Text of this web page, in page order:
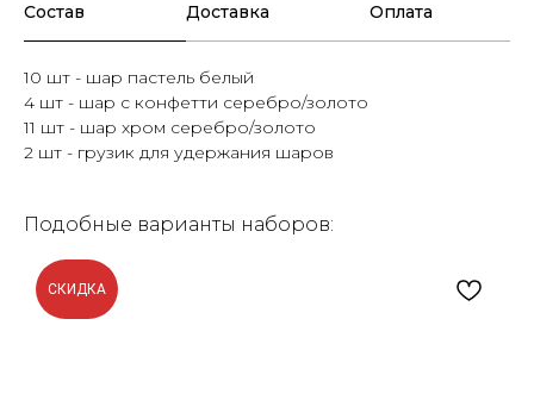
Состав Доставка Оплата
10 шт - шар пастель белый
4 шт - шар с конфетти серебро/золото
11 шт - шар хром серебро/золото
2 шт - грузик для удержания шаров
Подобные варианты наборов:
СКИДКА